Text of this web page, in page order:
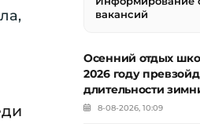
вакансий
Осенний отдых
2026 году
длительности
8-08-2026, 10:09